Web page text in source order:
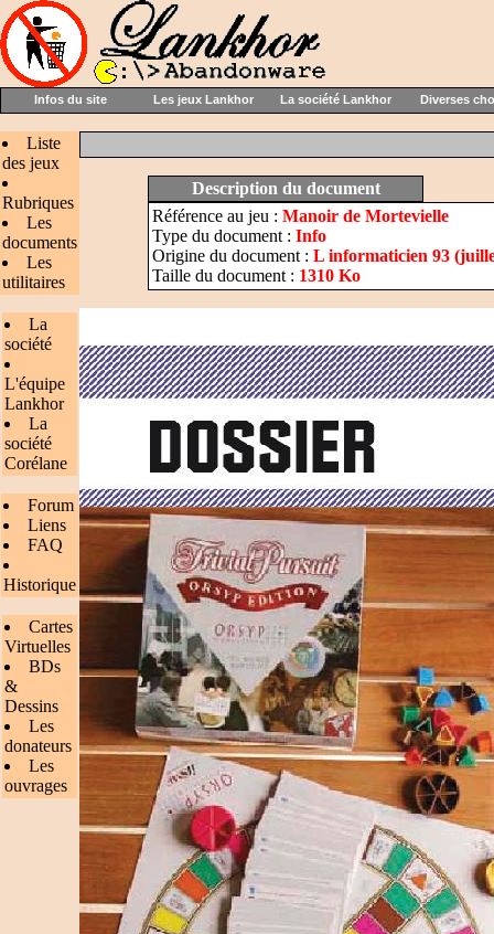
Infos du site Les jeux Lankhor La société Lankhor Diverses
Liste
des jeux
Rubriques
Les
documents
Les
utilitaires
La
société
L'équipe
Lankhor
La
société
Corélane
Forum
Liens
FAQ
Historique
Cartes
Virtuelles
BDs
&
Dessins
Les
donateurs
Les
ouvrages
Description du document
Référence au jeu : Manoir de Mortevielle
Type du document : Info
Origine du document : L informaticien 93
Taille du document : 1310 Ko